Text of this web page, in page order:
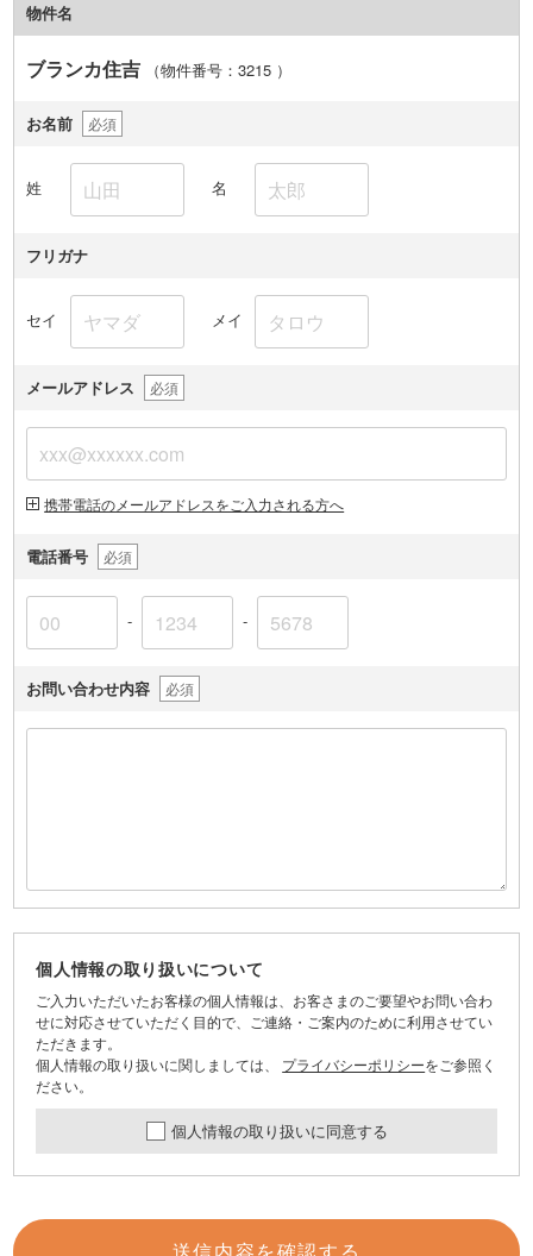
物件名
ブランカ住吉 （物件番号：3215 ）
お名前 必須
姓 名
フリガナ
セイ メイ
メールアドレス 必須
携帯電話のメールアドレスをご入力される方へ
電話番号 必須
- -
お問い合わせ内容 必須
個人情報の取り扱いについて
ご入力いただいたお客様の個人情報は、お客さまのご要望やお問い合わ
せに対応させていただく目的で、ご連絡・ご案内のために利用させてい
ただきます。
個人情報の取り扱いに関しましては、 プライバシーポリシーをご参照く
ださい。
個人情報の取り扱いに同意する
送信内容を確認する